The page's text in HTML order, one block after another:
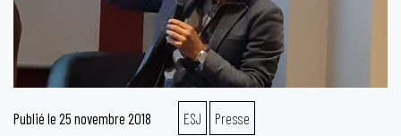
Publié le 25 novembre 2018 ESJ Presse